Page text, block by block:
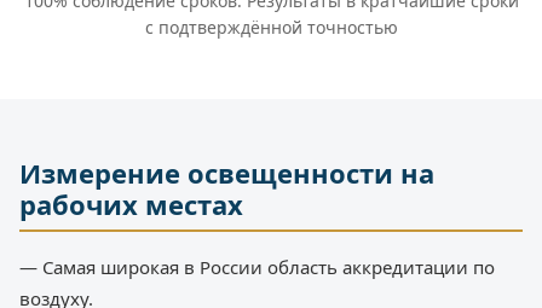
с подтверждённой точностью
Измерение освещенности на
рабочих местах
— Самая широкая в России область аккредитации по
воздуху.